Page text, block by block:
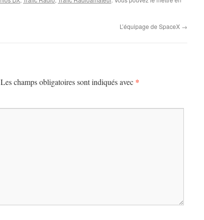
L’équipage de SpaceX →
Les champs obligatoires sont indiqués avec *